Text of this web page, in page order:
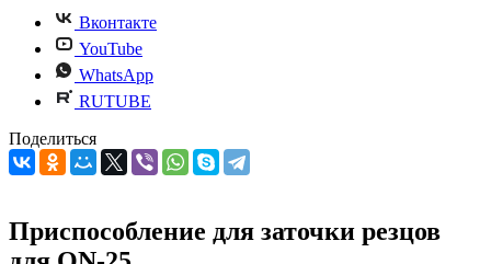
Вконтакте
YouTube
WhatsApp
RUTUBE
Поделиться
Приспособление для заточки резцов